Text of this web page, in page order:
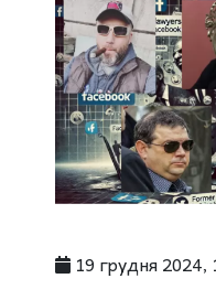
19 грудня 2024,